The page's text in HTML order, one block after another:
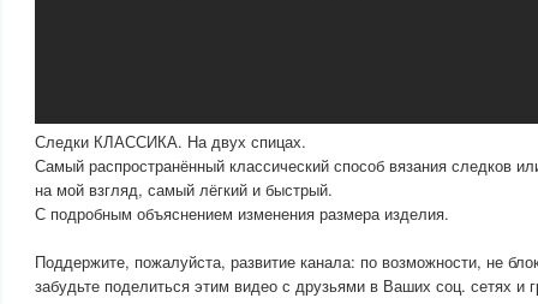
Следки КЛАССИКА. На двух спицах.
Самый распространённый классический способ вязания следков
на мой взгляд, самый лёгкий и быстрый.
С подробным объяснением изменения размера изделия.
Поддержите, пожалуйста, развитие канала: по возможности, не
забудьте поделиться этим видео с друзьями в Ваших соц. сетях и